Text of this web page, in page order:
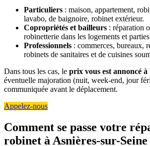
Particuliers : maison, appartement,
lavabo, de baignoire, robinet extérieur.
Copropriétés et bailleurs : réparation
robinetterie dans les logements et
Professionnels : commerces, bureaux,
robinets de sanitaires et de cuisines
Dans tous les cas, le prix vous est annoncé à
éventuelle majoration (nuit, week-end, jour
communiquée avant le déplacement.
Appelez-nous
Comment se passe votre
robinet à Asnières-sur-Seine